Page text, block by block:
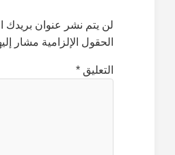
لن يتم نشر عنوان بريدك
الحقول الإلزامية مشار
التعليق *